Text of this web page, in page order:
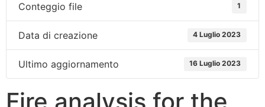
Conteggio file 1
Data di creazione 4 Luglio 2023
Ultimo aggiornamento 16 Luglio 2023